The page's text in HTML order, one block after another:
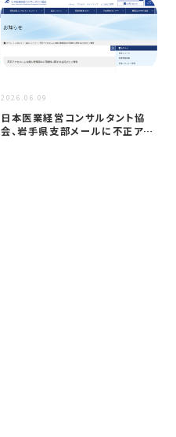
2026.06.09
日本医業経営コンサルタント協
会、岩手県支部メールに不正アク